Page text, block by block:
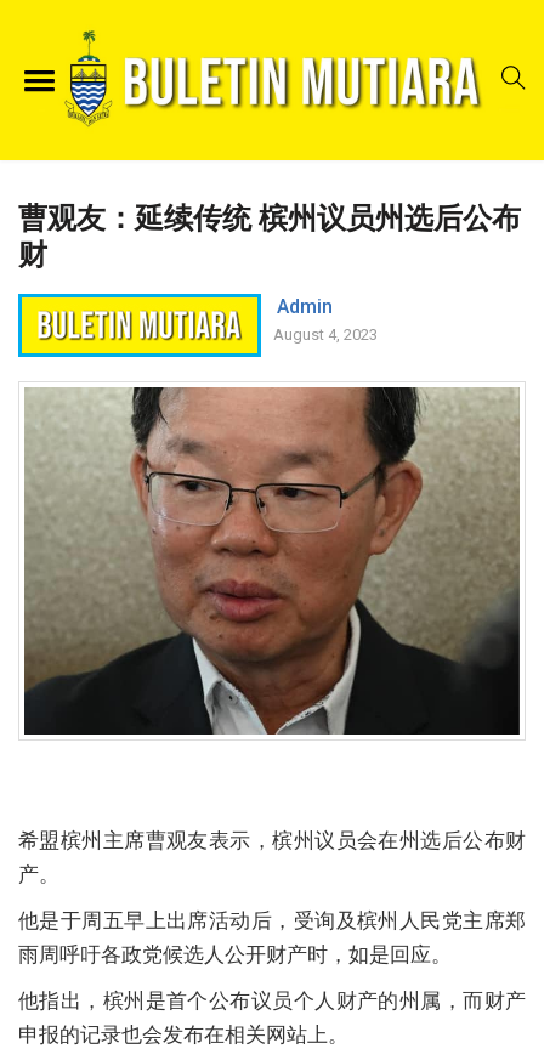
曹观友：延续传统 槟州议员州选后公布
财
Admin
August 4, 2023
希盟槟州主席曹观友表示，槟州议员会在州选后公布财
产。
他是于周五早上出席活动后，受询及槟州人民党主席郑
雨周呼吁各政党候选人公开财产时，如是回应。
他指出，槟州是首个公布议员个人财产的州属，而财产
申报的记录也会发布在相关网站上。